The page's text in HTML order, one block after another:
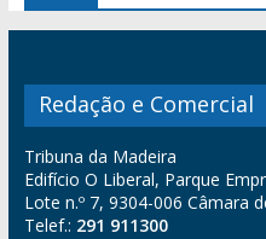
Redação e Comercial
Tribuna da Madeira
Edifício O Liberal, Parque
Lote n.º 7, 9304-006 Câmara
Telef.: 291 911300